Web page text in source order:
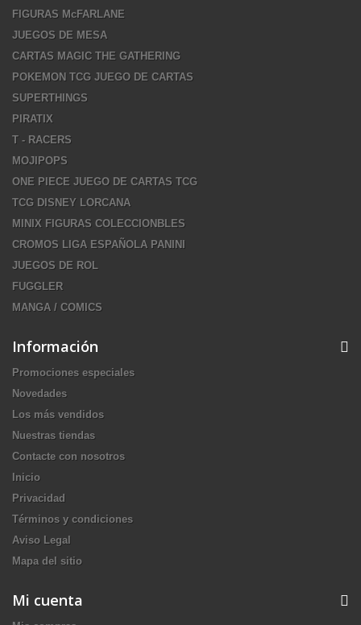
FIGURAS McFARLANE
JUEGOS DE MESA
CARTAS MAGIC THE GATHERING
POKEMON TCG JUEGO DE CARTAS
SUPERTHINGS
PIRATIX
T - RACERS
MOJIPOPS
ONE PIECE JUEGO DE CARTAS TCG
TCG DISNEY LORCANA
MINIX FIGURAS COLECCIONBLES
CROMOS LIGA ESPAÑOLA PANINI
JUEGOS DE ROL
FUGGLER
MANGA / COMICS
Información
Promociones especiales
Novedades
Los más vendidos
Nuestras tiendas
Contacte con nosotros
Inicio
Privacidad
Términos y condiciones
Aviso Legal
Mapa del sitio
Mi cuenta